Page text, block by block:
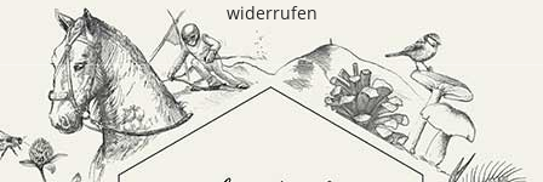
widerrufen